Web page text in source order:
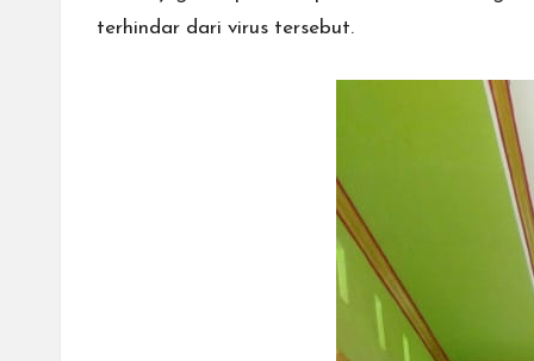
terhindar dari virus tersebut.